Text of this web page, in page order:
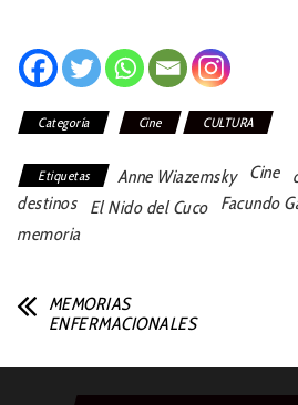
Categoría Cine CULTURA
Etiquetas Anne Wiazemsky Cine
destinos
El Nido del Cuco Facundo
memoria
MEMORIAS
ENFERMACIONALES